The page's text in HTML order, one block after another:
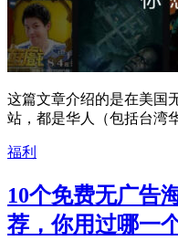
这篇文章介绍的是在美国
站，都是华人（包括台湾
福利
10个免费无广告
荐，你用过哪一